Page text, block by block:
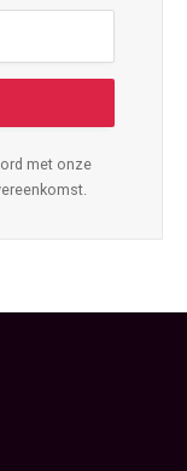
met onze